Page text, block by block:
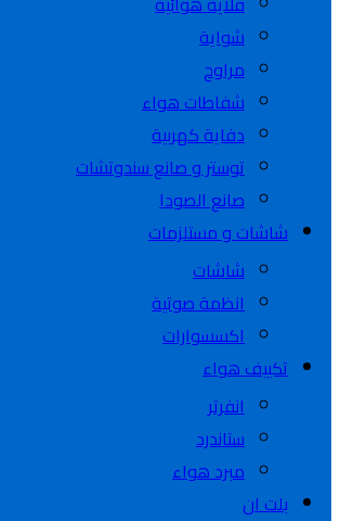
شواية
مراوح
شفاطات هواء
دفاية كهربية
توستر و صانع سندوتشات
صانع الصودا
شاشات و مستلزمات
شاشات
انظمة صوتية
اكسسوارات
تكييف هواء
انفرتر
ستاندرد
مبرد هواء
بلت ان